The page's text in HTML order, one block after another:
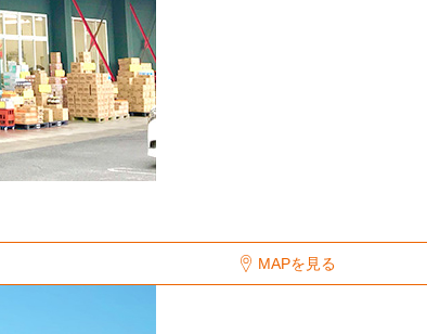
MAPを見る